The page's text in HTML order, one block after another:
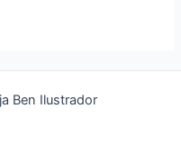
Ben Ilustrador